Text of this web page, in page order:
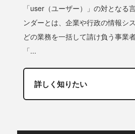
「user（ユーザー）」の対となる
ンダーとは、企業や行政の情報シ
どの業務を一括して請け負う事業
「...
詳しく知りたい